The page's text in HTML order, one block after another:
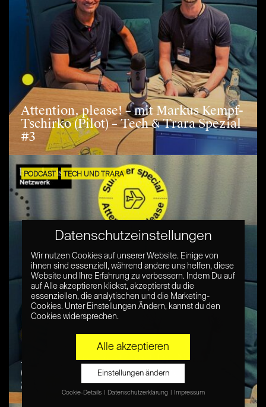
Attention, please! – mit Markus Kempf-
Tschirko (Pilot) – Tech & Trara Spezial
#3
PODCAST TECH UND TRARA
Attention, please! – mit Dr. Nina Klaß
(nextMedia.Hamburg) – Tech & Trara
Spezial #4
Datenschutzeinstellungen
Wir nutzen Cookies auf unserer Website. Einige von
ihnen sind essenziell, während andere uns helfen, diese
Website und Ihre Erfahrung zu verbessern. Indem Du auf
auf Alle akzeptieren klickst, akzeptierst du die
essenziellen, die analytischen und die Marketing-
Cookies. Unter Einstellungen Ändern, kannst du den
Cookies widersprechen.
Alle akzeptieren
Einstellungen ändern
Cookie-Details Datenschutzerklärung Impressum